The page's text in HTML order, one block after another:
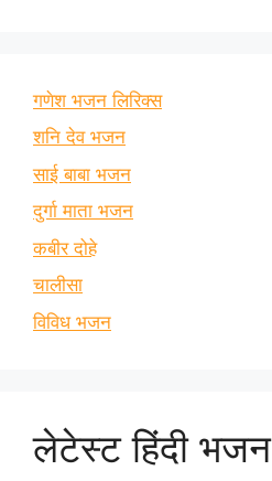
गणेश भजन लिरिक्स
शनि देव भजन
साई बाबा भजन
दुर्गा माता भजन
कबीर दोहे
चालीसा
विविध भजन
लेटेस्ट हिंदी भजन